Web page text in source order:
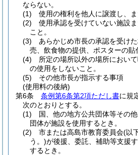
ならない。
(1)
使用の権利を他人に譲渡し、ま
(2)
使用承認を受けていない施設
こと。
(3)
あらかじめ市長の承認を受け
売、飲食物の提供、ポスターの貼
(4)
所定の場所以外の場所におい
の使用をしないこと。
(5)
その他市長が指示する事項
(使用料の後納)
第6条
条例第6条第2項ただし書に規
次のとおりとする。
(1)
国、他の地方公共団体等その
団体が施設を使用するとき。
(2)
市または高島市教育委員会(以
う。)が後援、委託、補助等支援
するとき。